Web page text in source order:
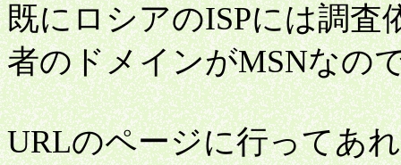
既にロシアのISPには調査
者のドメインがMSNなの
URLのページに行ってあ